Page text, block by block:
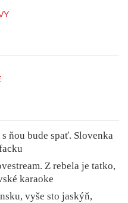
ňou bude spať. Slovenka
Z rebela je tatko,
karaoke
vyše sto jaskýň,